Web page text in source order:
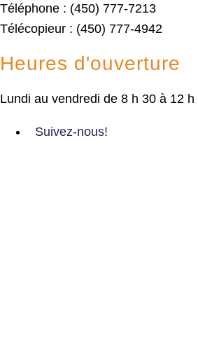
Téléphone : (450) 777-7213
Télécopieur : (450) 777-4942
Heures d'ouverture
Lundi au vendredi de 8 h 30 à 12
Suivez-nous!